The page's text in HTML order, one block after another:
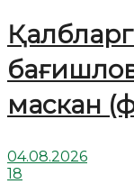
маскан
04.08.2026
18